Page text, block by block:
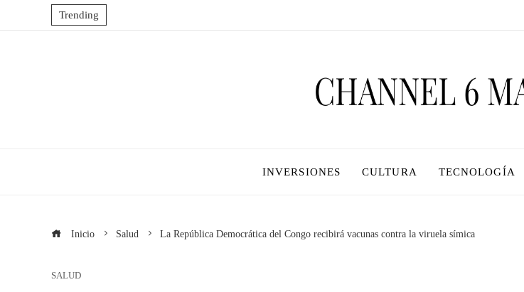
Trending
INVERSIONES CULTURA TECNOLOGÍA
Inicio Salud La República Democrática del Congo recibirá vacunas contra la viruela símica
SALUD